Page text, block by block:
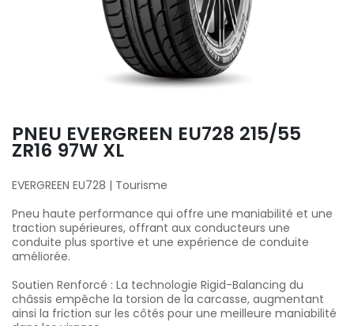
PNEU EVERGREEN EU728 215/55
ZR16 97W XL
EVERGREEN EU728 | Tourisme
Pneu haute performance qui offre une maniabilité et une
traction supérieures, offrant aux conducteurs une
conduite plus sportive et une expérience de conduite
améliorée.
Soutien Renforcé : La technologie Rigid-Balancing du
châssis empêche la torsion de la carcasse, augmentant
ainsi la friction sur les côtés pour une meilleure maniabilité